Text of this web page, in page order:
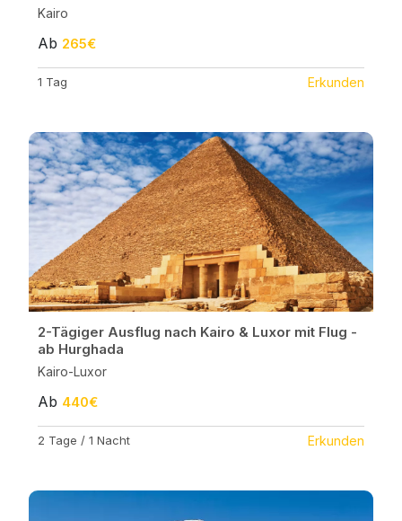
Kairo
Ab 265€
1 Tag Erkunden
2-Tägiger Ausflug nach Kairo & Luxor mit Flug -
ab Hurghada
Kairo-Luxor
Ab 440€
2 Tage / 1 Nacht Erkunden